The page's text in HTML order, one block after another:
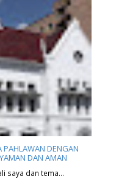
PAHLAWAN DENGAN
DAN AMAN
saya dan tema…